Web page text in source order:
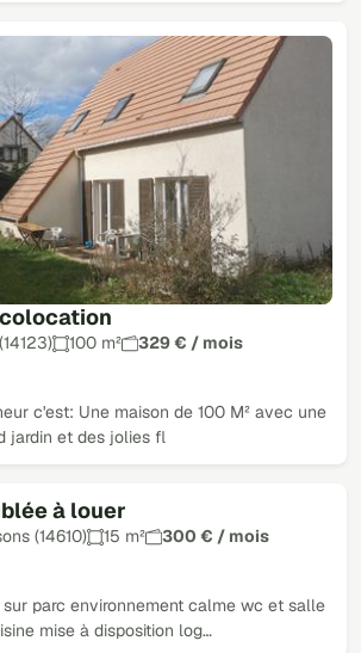
100 m²
329 € / mois
c'est: Une maison de 100 M² avec une
jardin et des jolies fl
à louer
(14610) 15 m²
300 € / mois
parc environnement calme wc et salle
mise à disposition log…